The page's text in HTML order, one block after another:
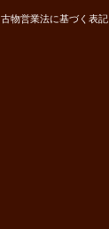
古物営業法に基づく表記